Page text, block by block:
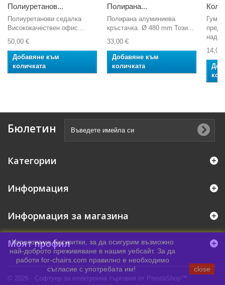
Полиуретанов...
Полиуретанови седалка
Висококачествен офис...
50,00 €
Добавяне към
количката
Полирана...
Полирана алуминиева
кръстачка Ø 480 mm Този...
33,00 €
Добавяне към
количката
14,00
Бюлетин
Категории
Информация
© 2026 - Софтуер за електронна търговия от PrestaShop™
Информация за магазина
Използваме бисквитки, за да осигурим възможно
най-доброто преживяване в нашия уебсайт. За да
работи for-chairs.com правилно е необходимо
съгласие с употребата им!
close
Моят профил